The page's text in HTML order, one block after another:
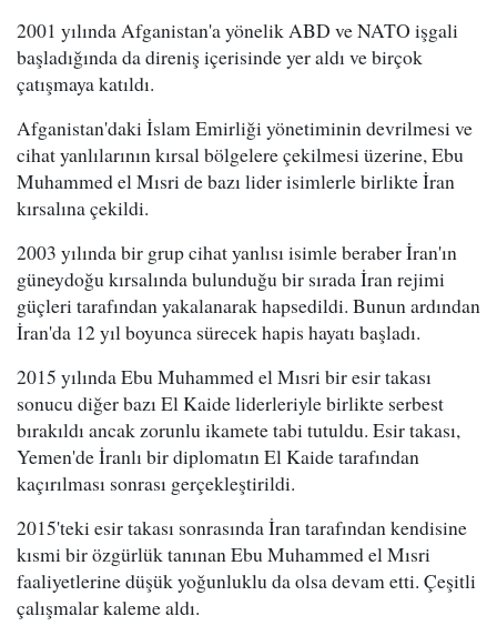
2001 yılında Afganistan'a yönelik ABD ve NATO işgali
başladığında da direniş içerisinde yer aldı ve birçok
çatışmaya katıldı.
Afganistan'daki İslam Emirliği yönetiminin devrilmesi ve
cihat yanlılarının kırsal bölgelere çekilmesi üzerine, Ebu
Muhammed el Mısri de bazı lider isimlerle birlikte İran
kırsalına çekildi.
2003 yılında bir grup cihat yanlısı isimle beraber İran'ın
güneydoğu kırsalında bulunduğu bir sırada İran rejimi
güçleri tarafından yakalanarak hapsedildi. Bunun ardından
İran'da 12 yıl boyunca sürecek hapis hayatı başladı.
2015 yılında Ebu Muhammed el Mısri bir esir takası
sonucu diğer bazı El Kaide liderleriyle birlikte serbest
bırakıldı ancak zorunlu ikamete tabi tutuldu. Esir takası,
Yemen'de İranlı bir diplomatın El Kaide tarafından
kaçırılması sonrası gerçekleştirildi.
2015'teki esir takası sonrasında İran tarafından kendisine
kısmi bir özgürlük tanınan Ebu Muhammed el Mısri
faaliyetlerine düşük yoğunluklu da olsa devam etti. Çeşitli
çalışmalar kaleme aldı.